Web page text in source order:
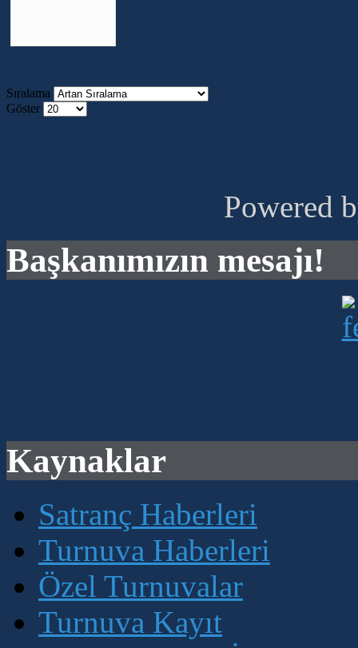
Sıralama
Göster
Powered
Başkanımızın mesajı!
Kaynaklar
Satranç Haberleri
Turnuva Haberleri
Özel Turnuvalar
Turnuva Kayıt